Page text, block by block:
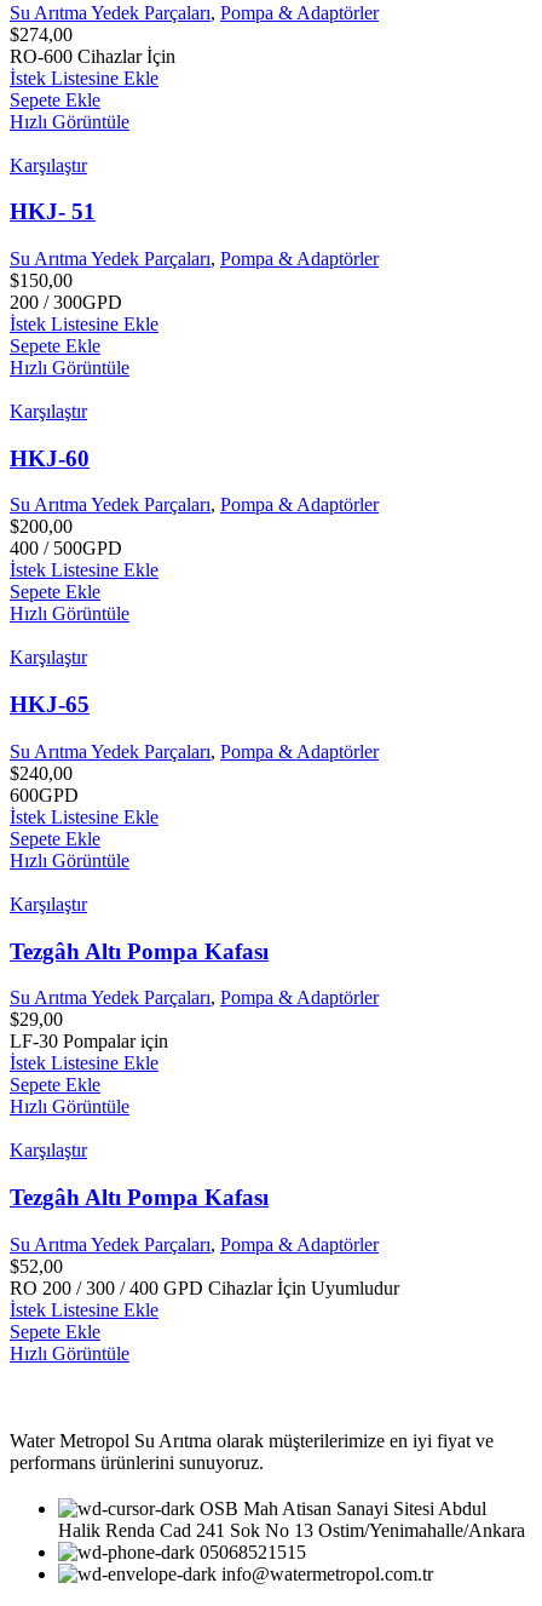
Su Arıtma Yedek Parçaları, Pompa & Adaptörler
$274,00
RO-600 Cihazlar İçin
İstek Listesine Ekle
Sepete Ekle
Hızlı Görüntüle
Karşılaştır
HKJ- 51
Su Arıtma Yedek Parçaları, Pompa & Adaptörler
$150,00
200 / 300GPD
İstek Listesine Ekle
Sepete Ekle
Hızlı Görüntüle
Karşılaştır
HKJ-60
Su Arıtma Yedek Parçaları, Pompa & Adaptörler
$200,00
400 / 500GPD
İstek Listesine Ekle
Sepete Ekle
Hızlı Görüntüle
Karşılaştır
HKJ-65
Su Arıtma Yedek Parçaları, Pompa & Adaptörler
$240,00
600GPD
İstek Listesine Ekle
Sepete Ekle
Hızlı Görüntüle
Karşılaştır
Tezgâh Altı Pompa Kafası
Su Arıtma Yedek Parçaları, Pompa & Adaptörler
$29,00
LF-30 Pompalar için
İstek Listesine Ekle
Sepete Ekle
Hızlı Görüntüle
Karşılaştır
Tezgâh Altı Pompa Kafası
Su Arıtma Yedek Parçaları, Pompa & Adaptörler
$52,00
RO 200 / 300 / 400 GPD Cihazlar İçin Uyumludur
İstek Listesine Ekle
Sepete Ekle
Hızlı Görüntüle
Water Metropol Su Arıtma olarak müşterilerimize en iyi fiyat ve
performans ürünlerini sunuyoruz.
OSB Mah Atisan Sanayi Sitesi Abdul
Halik Renda Cad 241 Sok No 13 Ostim/Yenimahalle/Ankara
05068521515
info@watermetropol.com.tr